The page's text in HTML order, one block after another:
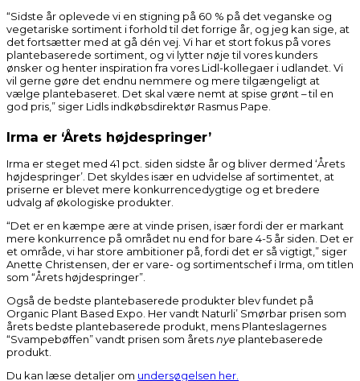
“Sidste år oplevede vi en stigning på 60 % på det veganske og
vegetariske sortiment i forhold til det forrige år, og jeg kan sige, at
det fortsætter med at gå dén vej. Vi har et stort fokus på vores
plantebaserede sortiment, og vi lytter nøje til vores kunders
ønsker og henter inspiration fra vores Lidl-kollegaer i udlandet. Vi
vil gerne gøre det endnu nemmere og mere tilgængeligt at
vælge plantebaseret. Det skal være nemt at spise grønt – til en
god pris,” siger Lidls indkøbsdirektør Rasmus Pape.
Irma er ‘Årets højdespringer’
Irma er steget med 41 pct. siden sidste år og bliver dermed ‘Årets
højdespringer’. Det skyldes især en udvidelse af sortimentet, at
priserne er blevet mere konkurrencedygtige og et bredere
udvalg af økologiske produkter.
“Det er en kæmpe ære at vinde prisen, især fordi der er markant
mere konkurrence på området nu end for bare 4-5 år siden. Det er
et område, vi har store ambitioner på, fordi det er så vigtigt,” siger
Anette Christensen, der er vare- og sortimentschef i Irma, om titlen
som “Årets højdespringer”.
Også de bedste plantebaserede produkter blev fundet på
Organic Plant Based Expo. Her vandt Naturli’ Smørbar prisen som
årets bedste plantebaserede produkt, mens Planteslagernes
“Svampebøffen” vandt prisen som åretsnye plantebaserede
produkt.
Du kan læse detaljer om undersøgelsen her.